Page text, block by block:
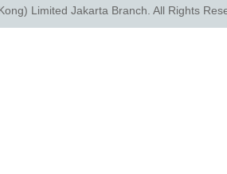
Limited Jakarta Branch. All Rights